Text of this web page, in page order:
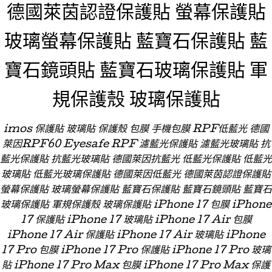
德國萊茵認證保護貼 螢幕保護貼
玻璃螢幕保護貼 藍寶石保護貼 藍
寶石鏡頭貼 藍寶石玻璃保護貼 軍
規保護殼 玻璃保護貼
imos 保護貼 玻璃貼 保護殼 包膜 手機包膜 RPF低藍光 德國
萊因RPF60 Eyesafe RPF 濾藍光保護貼 濾藍光玻璃貼 抗
藍光保護貼 抗藍光玻璃貼 德國萊因抗藍光 低藍光保護貼 低藍光
玻璃貼 低藍光玻璃保護貼 德國萊因低藍光 德國萊茵認證保護貼
螢幕保護貼 玻璃螢幕保護貼 藍寶石保護貼 藍寶石鏡頭貼 藍寶石
玻璃保護貼 軍規保護殼 玻璃保護貼 iPhone 17 包膜 iPhone
17 保護貼 iPhone 17 玻璃貼 iPhone 17 Air 包膜
iPhone 17 Air 保護貼 iPhone 17 Air 玻璃貼 iPhone
17 Pro 包膜 iPhone 17 Pro 保護貼 iPhone 17 Pro 玻璃
貼 iPhone 17 Pro Max 包膜 iPhone 17 Pro Max 保護